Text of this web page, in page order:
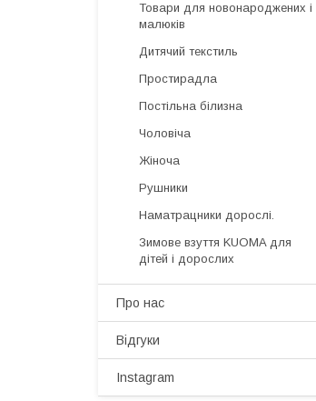
Товари для новонароджених і
малюків
Дитячий текстиль
Простирадла
Постільна білизна
Чоловіча
Жіноча
Рушники
Наматрацники дорослі.
Зимове взуття KUOMA для
дітей і дорослих
Про нас
Відгуки
Instagram